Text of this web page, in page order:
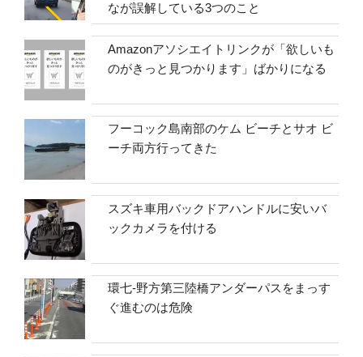
なが誤解している3つのこと
Amazonアソシエイトリンクが「欲しいも
のがきっと見つかります」ばかりになる
フーコック島南部のケム ビーチとサオ ビ
ーチ両方行ってきた
スズキ車用バックドアハンドルに安いバ
ックカメラを付ける
環七-野方第三陸橋アンダーパスをまっす
ぐ進むのは危険